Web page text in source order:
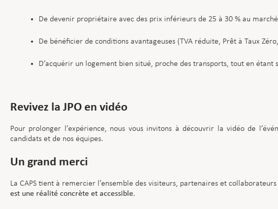
De devenir propriétaire avec des prix inférieurs de 25 à 30 % au marché
De bénéficier de conditions avantageuses (TVA réduite, Prêt à Taux
D’acquérir un logement bien situé, proche des transports, tout en étant
Revivez la JPO en vidéo
Pour prolonger l’expérience, nous vous invitons à découvrir la vidéo de
candidats et de nos équipes.
Un grand merci
La CAPS tient à remercier l’ensemble des visiteurs, partenaires et
est une réalité concrète et accessible.